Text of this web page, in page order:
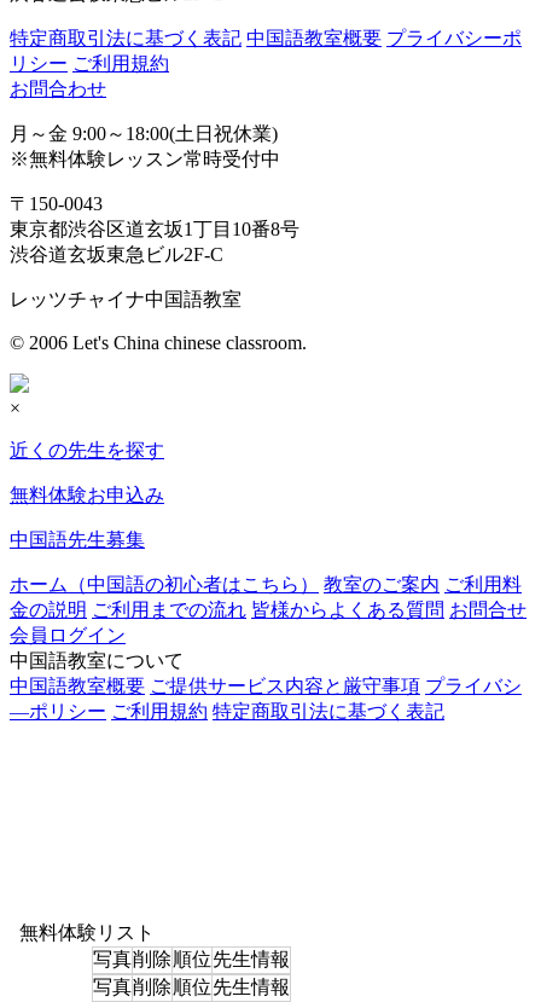
特定商取引法に基づく表記 中国語教室概要 プライバシーポ
リシー ご利用規約
お問合わせ
月～金 9:00～18:00(土日祝休業)
※無料体験レッスン常時受付中
〒150-0043
東京都渋谷区道玄坂1丁目10番8号
渋谷道玄坂東急ビル2F-C
レッツチャイナ中国語教室
© 2006 Let's China chinese classroom.
×
近くの先生を探す
無料体験お申込み
中国語先生募集
ホーム（中国語の初心者はこちら） 教室のご案内 ご利用料
金の説明 ご利用までの流れ 皆様からよくある質問 お問合せ
会員ログイン
中国語教室について
中国語教室概要 ご提供サービス内容と厳守事項 プライバシ
―ポリシー ご利用規約 特定商取引法に基づく表記